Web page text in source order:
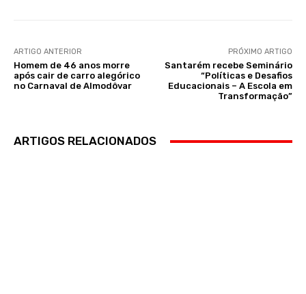
ARTIGO ANTERIOR
Homem de 46 anos morre
após cair de carro alegórico
no Carnaval de Almodôvar
PRÓXIMO ARTIGO
Santarém recebe Seminário
“Políticas e Desafios
Educacionais – A Escola em
Transformação”
ARTIGOS RELACIONADOS